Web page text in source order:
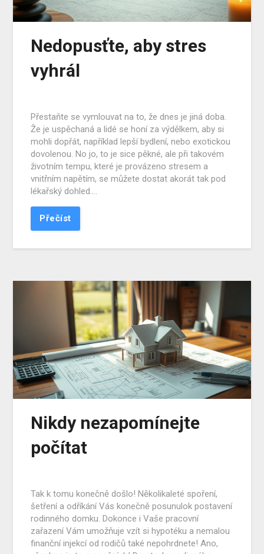
Nedopusťte, aby stres
vyhrál
Přestaňte se vymlouvat na to, že dnes je jiná doba.
Že je uspěchaná a lidé se honí za výdělkem, aby si
mohli dopřát, například lepší bydlení, nebo exotickou
dovolenou. No jo, to je sice pěkné, ale při takovém
životním tempu, které je provázeno stresem a
vnitřním napětím, se můžete dostat akorát tak pod
lékařský dohled….
Přečíst
Nikdy nezapomínejte
počítat
Tak k tomu konečně došlo! Několikaleté spoření,
šetření a odříkání Vás konečně posunulok postavení
rodinného domku. Dokonce i Vaše pracovní
zařazení Vám umožňuje vzít si hypotéku a nemalou
finanční injekcí od rodičů také nepohrdnete! Ano,